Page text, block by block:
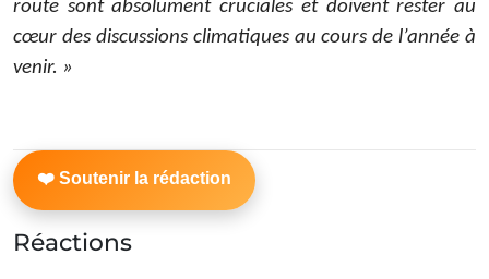
route sont absolument cruciales et doivent rester au
cœur des discussions climatiques au cours de l’année à
venir. »
Réactions